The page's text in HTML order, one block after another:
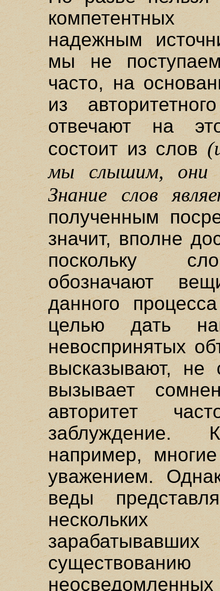
надежным
мы не
часто, на
из
отвечают на
состоит из слов
мы слышим, они
Знание слов
полученным
значит, вполне
поскольку
обозначают
данного
целью дать
невоспринятых
высказывают, не
вызывает
авторитет
заблуждение.
например,
уважением.
веды